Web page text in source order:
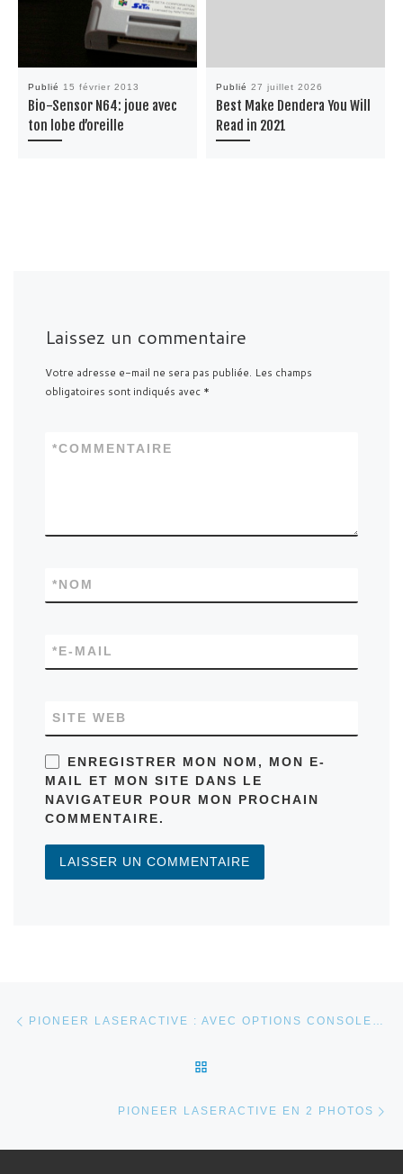
Publié 15 février 2013
Bio-Sensor N64: joue avec
ton lobe d’oreille
Publié 27 juillet 2026
Best Make Dendera You Will
Read in 2021
Laissez un commentaire
Votre adresse e-mail ne sera pas publiée. Les champs
obligatoires sont indiqués avec *
COMMENTAIRE
*
NOM
*
E-MAIL
*
SITE WEB
ENREGISTRER MON NOM, MON E-
MAIL ET MON SITE DANS LE
NAVIGATEUR POUR MON PROCHAIN
COMMENTAIRE.
Parcourir les articles
PIONEER LASERACTIVE EN 2 PHOTOS